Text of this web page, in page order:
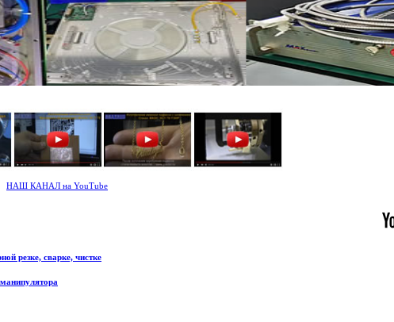
НАШ КАНАЛ на YouTube
резке, сварке, чистке